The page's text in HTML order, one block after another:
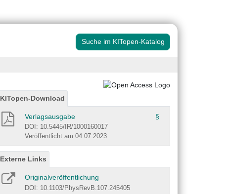
Suche im KITopen-Katalog
KITopen-Download
Verlagsausgabe §
DOI: 10.5445/IR/1000160017
Veröffentlicht am 04.07.2023
Externe Links
Originalveröffentlichung
DOI: 10.1103/PhysRevB.107.245405